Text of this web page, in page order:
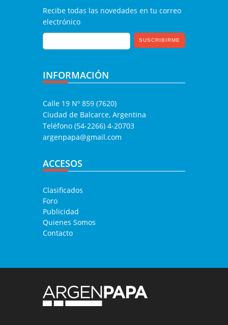
Recibe todas las novedades en tu correo
electrónico
INFORMACIÓN
Calle 19 Nº 859 (7620)
Ciudad de Balcarce, Argentina
Teléfono (54-2266) 4-20703
argenpapa@gmail.com
ACCESOS
Clasificados
Foro
Publicidad
Quienes Somos
Contacto